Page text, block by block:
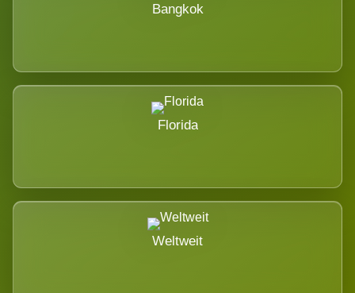
Bangkok
Florida
Weltweit